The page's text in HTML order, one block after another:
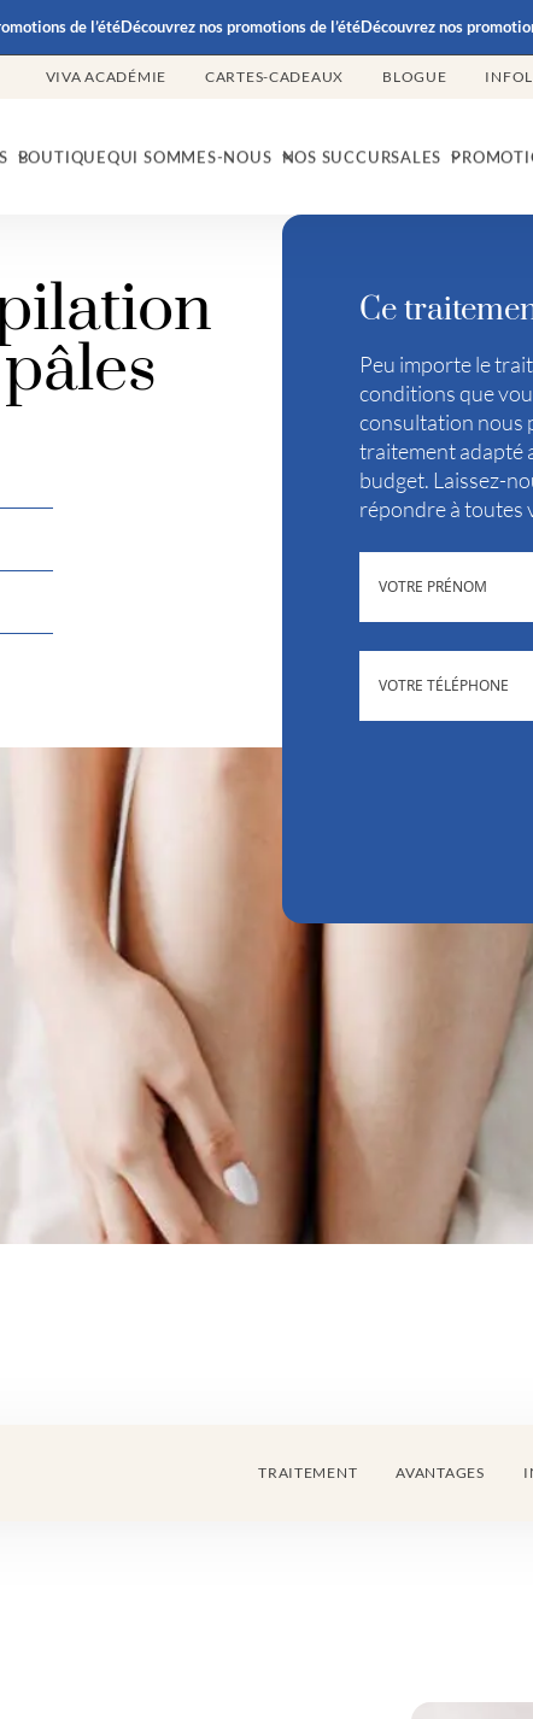
de l’étéDécouvrez nos promotions de l’étéDécouvrez nos promotions
VIVA ACADÉMIE CARTES-CADEAUX BLOGUE
BOUTIQUEQUI SOMMES-NOUS NOS SUCCURSALES
Ce
Peu importe le
conditions que
consultation nous
traitement adapté
budget. Laissez-
répondre à toutes
TRAITEMENT AVANTAGES